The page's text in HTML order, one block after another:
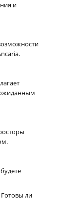
и
ли